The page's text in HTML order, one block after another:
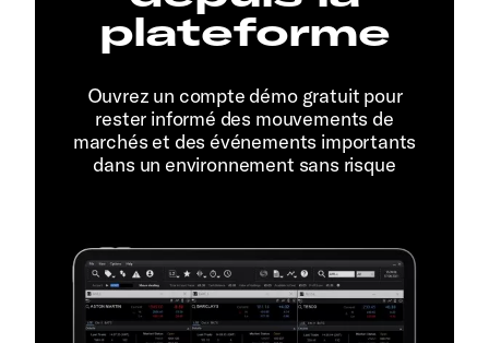
plateforme
Ouvrez un compte démo gratuit pour
rester informé des mouvements de
marchés et des événements importants
dans un environnement sans risque